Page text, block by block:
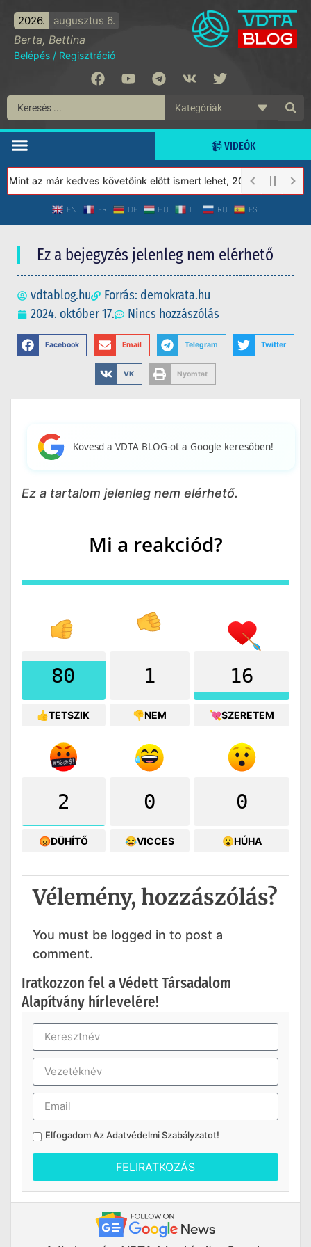
2026. augusztus 6.
Berta, Bettina
Belépés / Regisztráció
📹 VIDEÓK
az már kedves követőink előtt ismert lehet, 2023-tól a Védett
EN FR DE HU IT RU ES
Ez a bejegyzés jelenleg nem elérhető
vdtablog.hu
Forrás: demokrata.hu
2024. október 17.
Nincs hozzászólás
Facebook Email Telegram Twitter
VK Nyomtat
Kövesd a VDTA BLOG-ot a Google keresőben!
Ez a tartalom jelenleg nem elérhető.
Mi a reakciód?
80
👍TETSZIK
1
👎NEM
16
💘SZERETEM
2
😡DÜHÍTŐ
0
😂VICCES
0
😮HÚHA
Vélemény, hozzászólás?
You must be logged in to post a
comment.
Iratkozzon fel a Védett Társadalom
Alapítvány hírlevelére!
Elfogadom AzAdatvédelmi Szabályzatot!
FELIRATKOZÁS